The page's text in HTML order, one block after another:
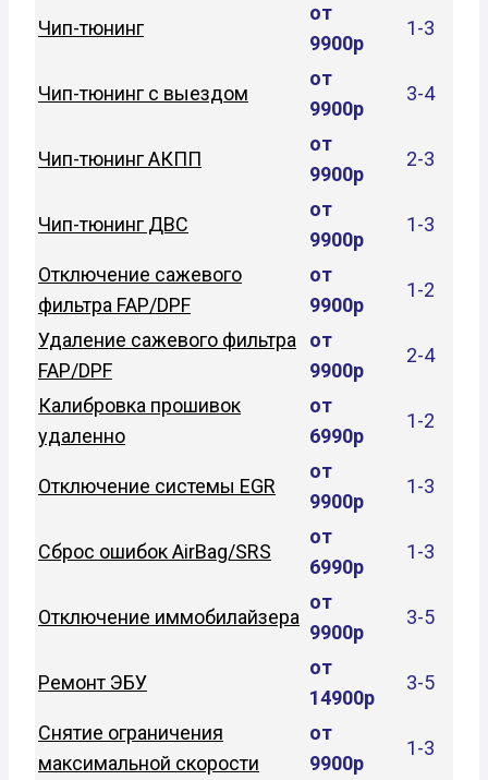
Чип-тюнинг
от
9900р
1-3
Чип-тюнинг с выездом
от
9900р
3-4
Чип-тюнинг АКПП
от
9900р
2-3
Чип-тюнинг ДВС
от
9900р
1-3
Отключение сажевого
фильтра FAP/DPF
от
9900р
1-2
Удаление сажевого фильтра
FAP/DPF
от
9900р
2-4
Калибровка прошивок
удаленно
от
6990р
1-2
Отключение системы EGR
от
9900р
1-3
Сброс ошибок AirBag/SRS
от
6990р
1-3
Отключение иммобилайзера
от
9900р
3-5
Ремонт ЭБУ
от
14900р
3-5
Снятие ограничения
максимальной скорости
от
9900р
1-3